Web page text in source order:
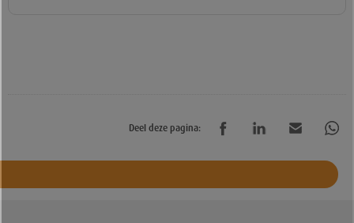
Deel deze pagina: